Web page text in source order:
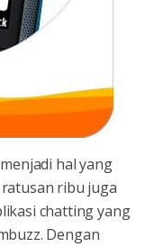
hal yang
ribu juga
chatting yang
Dengan